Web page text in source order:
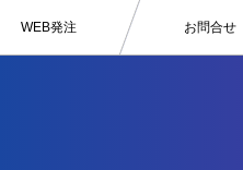
WEB発注 お問合せ